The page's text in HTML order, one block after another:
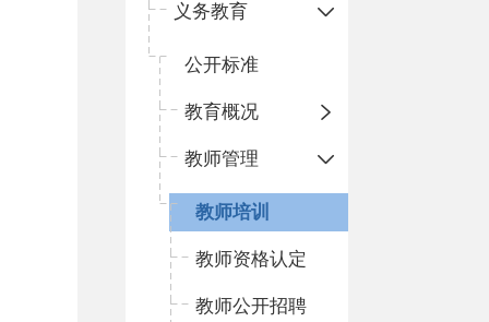
义务教育
公开标准
教育概况
教师管理
教师培训
教师资格认定
教师公开招聘